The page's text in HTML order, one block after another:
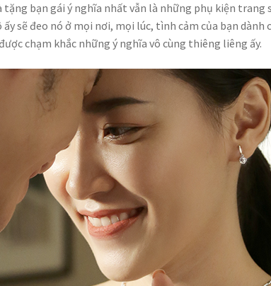
bạn gái ý nghĩa nhất vẫn là những phụ kiện trang
sẽ đeo nó ở mọi nơi, mọi lúc, tình cảm của bạn dành
chạm khắc những ý nghĩa vô cùng thiêng liêng ấy.